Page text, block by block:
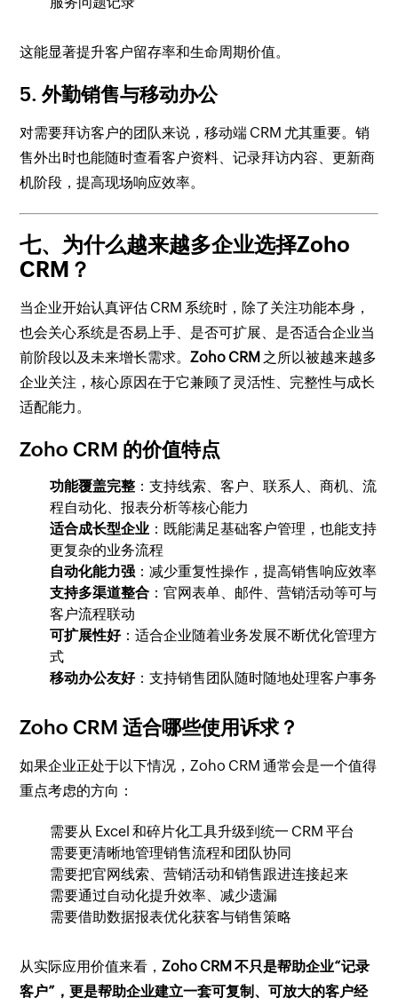
这能显著提升客户留存率和生命周期价值。
5. 外勤销售与移动办公
对需要拜访客户的团队来说，移动端 CRM 尤其重要。销
售外出时也能随时查看客户资料、记录拜访内容、更新商
机阶段，提高现场响应效率。
七、为什么越来越多企业选择Zoho
CRM？
当企业开始认真评估 CRM 系统时，除了关注功能本身，
也会关心系统是否易上手、是否可扩展、是否适合企业当
前阶段以及未来增长需求。Zoho CRM 之所以被越来越多
企业关注，核心原因在于它兼顾了灵活性、完整性与成长
适配能力。
Zoho CRM 的价值特点
功能覆盖完整 ：支持线索、客户、联系人、商机、流
程自动化、报表分析等核心能力
适合成长型企业 ：既能满足基础客户管理，也能支持
更复杂的业务流程
自动化能力强 ：减少重复性操作，提高销售响应效率
支持多渠道整合 ：官网表单、邮件、营销活动等可与
客户流程联动
可扩展性好：适合企业随着业务发展不断优化管理方
式
移动办公友好：支持销售团队随时随地处理客户事务
Zoho CRM 适合哪些使用诉求？
如果企业正处于以下情况，Zoho CRM 通常会是一个值得
重点考虑的方向：
需要从 Excel 和碎片化工具升级到统一 CRM 平台
需要更清晰地管理销售流程和团队协同
需要把官网线索、营销活动和销售跟进连接起来
需要通过自动化提升效率、减少遗漏
需要借助数据报表优化获客与销售策略
从实际应用价值来看，Zoho CRM 不只是帮助企业“记录
客户”，更是帮助企业建立一套可复制、可放大的客户经